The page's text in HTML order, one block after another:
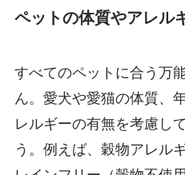
ペットの体質やアレル
すべてのペットに合う万
ん。愛犬や愛猫の体質、
レルギーの有無を考慮し
う。例えば、穀物アレル